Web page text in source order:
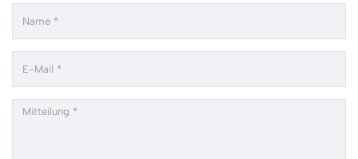
Comment